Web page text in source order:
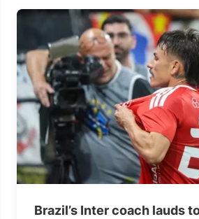
Brazil’s Inter coach lauds